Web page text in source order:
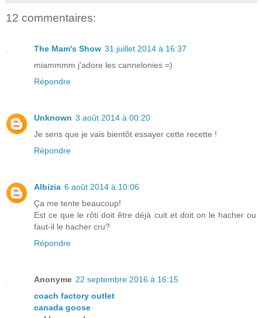
12 commentaires:
The Mam's Show 31 juillet 2014 à 16:37
miammmm j'adore les cannelonies =)
Répondre
Unknown 3 août 2014 à 00:20
Je sens que je vais bientôt essayer cette recette !
Répondre
Albizia 6 août 2014 à 10:06
Ça me tente beaucoup!
Est ce que le rôti doit être déjà cuit et doit on le hacher ou
faut-il le hacher cru?
Répondre
Anonyme 22 septembre 2016 à 16:15
coach factory outlet
canada goose